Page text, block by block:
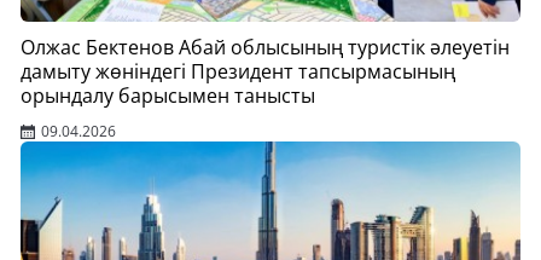
Олжас Бектенов Абай облысының туристік әлеуетін
дамыту жөніндегі Президент тапсырмасының
орындалу барысымен танысты
09.04.2026